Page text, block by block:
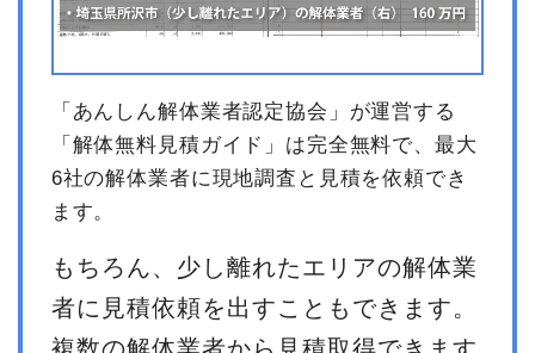
「あんしん解体業者認定協会」が運営する
「解体無料見積ガイド」は完全無料で、最大
6社の解体業者に現地調査と見積を依頼でき
ます。
もちろん、少し離れたエリアの解体業
者に見積依頼を出すこともできます。